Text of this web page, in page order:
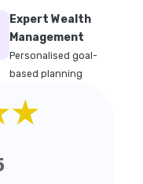
Expert Wealth
Management
Personalised goal-
based planning